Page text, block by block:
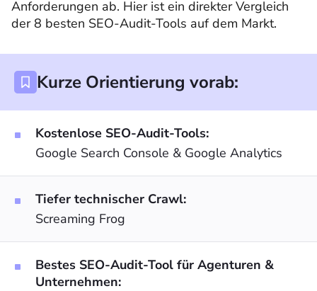
Anforderungen ab. Hier ist ein direkter Vergleich
der 8 besten SEO-Audit-Tools auf dem Markt.
Kurze Orientierung vorab:
Kostenlose SEO-Audit-Tools:
Google Search Console & Google Analytics
Tiefer technischer Crawl:
Screaming Frog
Bestes SEO-Audit-Tool für Agenturen &
Unternehmen: